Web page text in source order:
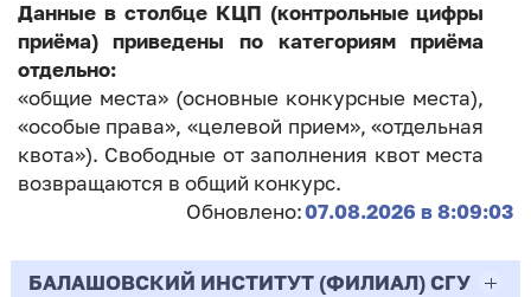
Данные в столбце КЦП (контрольные цифры
приёма) приведены по категориям приёма
отдельно:
«общие места» (основные конкурсные места),
«особые права», «целевой прием», «отдельная
квота»). Свободные от заполнения квот места
возвращаются в общий конкурс.
Обновлено:07.08.2026 в 8:09:03
БАЛАШОВСКИЙ ИНСТИТУТ (ФИЛИАЛ) СГУ